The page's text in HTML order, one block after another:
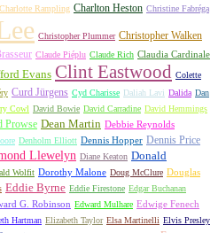
Charlotte Rampling Charlton Heston Christine Fabréga
Christopher Plummer Christopher Walken
Claude Piéplu Claude Rich Claudia Cardinale
Evans Clint Eastwood Colette
Curd Jürgens Cyd Charisse Daliah Lavi Dalida Dan
Cowl David Bowie David Carradine David Hemmings
Prowse Dean Martin Debbie Reynolds
Denholm Elliott Dennis Hopper Dennis Price
Llewelyn Diane Keaton Donald
Wolfit Dorothy Malone Doug McClure Douglas
Eddie Byrne Eddie Firestone Edgar Buchanan
G. Robinson Edward Mulhare Edwige Fenech
Hartman Elizabeth Taylor Elsa Martinelli Elvis Presley